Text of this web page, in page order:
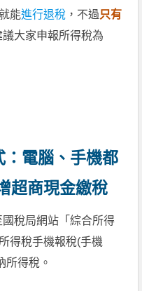
能進行退稅 ，不過只有
議大家申報所得稅為
電腦、手機都
超商現金繳稅
稅局網站「綜合所得
得稅手機報稅(手機
所得稅。